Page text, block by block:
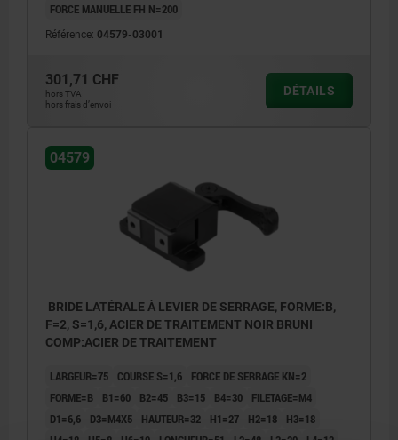
FORCE MANUELLE FH N=200
Référence: 04579-03001
301,71 CHF
hors TVA
hors frais d’envoi
DÉTAILS
04579
BRIDE LATÉRALE À LEVIER DE SERRAGE, FORME:B,
F=2, S=1,6, ACIER DE TRAITEMENT NOIR BRUNI
COMP:ACIER DE TRAITEMENT
LARGEUR=75 COURSE S=1,6
FORCE DE SERRAGE KN=2
FORME=B
B1=60 B2=45 B3=15 B4=30
FILETAGE=M4
D1=6,6
D3=M4X5 HAUTEUR=32 H1=27 H2=18
H3=18